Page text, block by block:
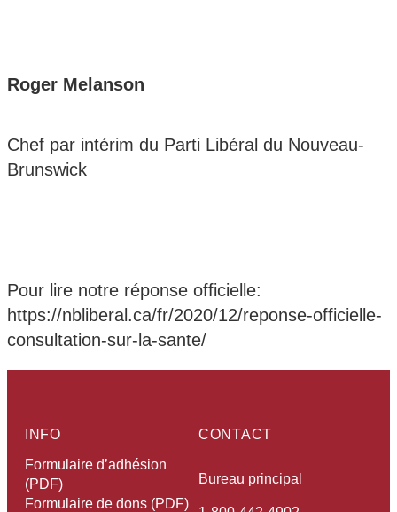
Roger Melanson
Chef par intérim du Parti Libéral du Nouveau-
Brunswick
Pour lire notre réponse officielle:
https://nbliberal.ca/fr/2020/12/reponse-officielle-
consultation-sur-la-sante/
CONTACT
Bureau principal
INFO
Formulaire d’adhésion
(PDF)
Formulaire de dons (PDF)